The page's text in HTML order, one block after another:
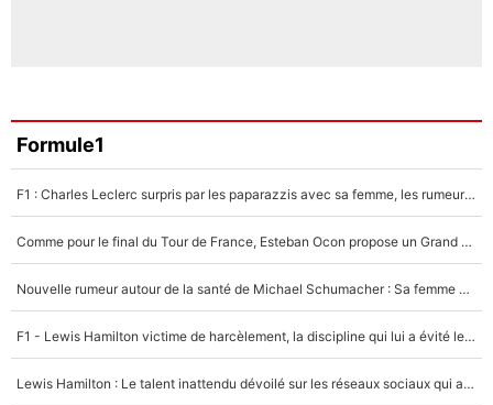
Formule1
F1 : Charles Leclerc surpris par les paparazzis avec sa femme, les rumeurs étaient vraies !
Comme pour le final du Tour de France, Esteban Ocon propose un Grand Prix de Formule 1 à Paris : «Autour de l’Arc de Triomphe, ce serait génial» !
Nouvelle rumeur autour de la santé de Michael Schumacher : Sa femme Corinna sort du silence
F1 - Lewis Hamilton victime de harcèlement, la discipline qui lui a évité le pire : «J'aurais probablement mal tourné»
Lewis Hamilton : Le talent inattendu dévoilé sur les réseaux sociaux qui a impressionné Kim Kardashian pendant leurs vacances en amoureux !